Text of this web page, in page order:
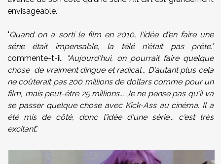
envisageable.
"Quand on a sorti le film en 2010, l'idée d'en faire une
série était impensable, la télé n'était pas prête."
commente-t-il. "Aujourd'hui, on pourrait faire quelque
chose de vraiment dingue et radical... D'autant plus cela
ne coûterait pas 200 millions de dollars comme pour un
film, mais peut-être 25 millions... Je ne pense pas qu'il va
se passer quelque chose avec Kick-Ass au cinéma. Il a
été mis de côté, donc l'idée d'une série... c'est très
excitant."